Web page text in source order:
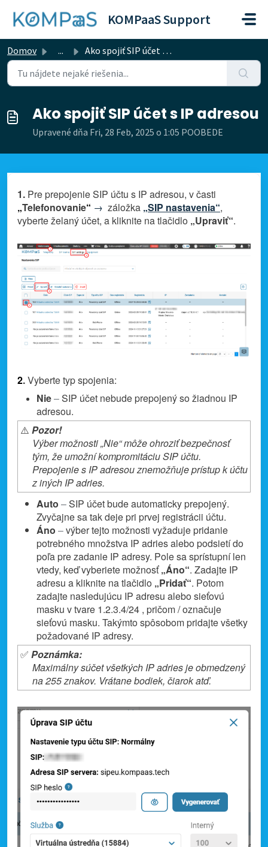
KOMPaaS Support
Domov ... Ako spojiť SIP účet s IP adresou
Ako spojiť SIP účet s IP adresou
Upravené dňa Fri, 28 Feb, 2025 o 1:05 POOBEDE
1. Pre prepojenie SIP účtu s IP adresou, v časti
„Telefonovanie“ → záložka „SIP nastavenia“,
vyberte želaný účet, a kliknite na tlačidlo „Upraviť“.
2.Vyberte typ spojenia:
Nie–SIP účet nebude prepojený so žiadnou IP
adresou.
⚠️ Pozor!
Výber možnosti „Nie“ môže ohroziť bezpečnosť
tým, že umožní kompromitáciu SIP účtu.
Prepojenie s IP adresou znemožňuje prístup k účtu
z iných IP adries.
Auto –SIP účet bude automaticky prepojený.
Zvyčajne sa tak deje pri prvej registrácii účtu.
Áno –výber tejto možnosti vyžaduje pridanie
potrebného množstva IP adries alebo podsietí do
poľa pre zadanie IP adresy. Pole sa sprístupní len
vtedy, keď vyberiete možnosť„Áno“. Zadajte IP
adresu a kliknite na tlačidlo „Pridať“. Potom
zadajte nasledujúcu IP adresu alebo sieťovú
masku v tvare 1.2.3.4/24 , pričom / označuje
sieťovú masku. Takýmto spôsobom pridajte všetky
požadované IP adresy.
✅ Poznámka:
Maximálny súčet všetkých IP adries je obmedzený
na 255 znakov. Vrátane bodiek, čiarok atď.